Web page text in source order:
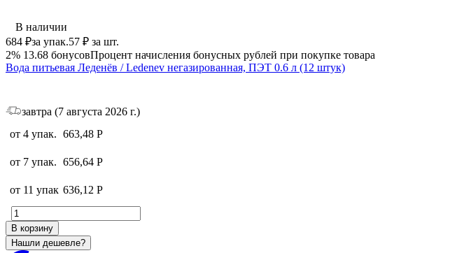
В наличии
684 ₽за упак.57 ₽ за шт.
2% 13.68 бонусовПроцент начисления бонусных рублей при покупке товара
Вода питьевая Леденёв / Ledenev негазированная, ПЭТ 0.6 л (12 штук)
завтра (7 августа 2026 г.)
от 4 упак. 663,48 Р
от 7 упак. 656,64 Р
от 11 упак 636,12 Р
В корзину